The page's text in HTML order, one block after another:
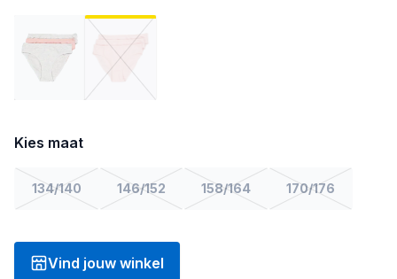
Kies maat
134/140 146/152 158/164 170/176
Vind jouw winkel